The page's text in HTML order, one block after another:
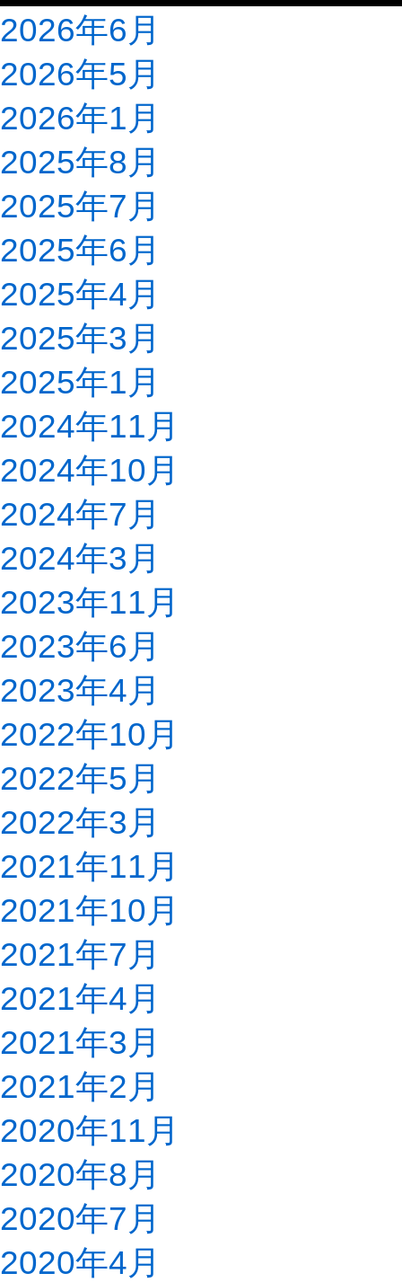
2026年6月
2026年5月
2026年1月
2025年8月
2025年7月
2025年6月
2025年4月
2025年3月
2025年1月
2024年11月
2024年10月
2024年7月
2024年3月
2023年11月
2023年6月
2023年4月
2022年10月
2022年5月
2022年3月
2021年11月
2021年10月
2021年7月
2021年4月
2021年3月
2021年2月
2020年11月
2020年8月
2020年7月
2020年4月